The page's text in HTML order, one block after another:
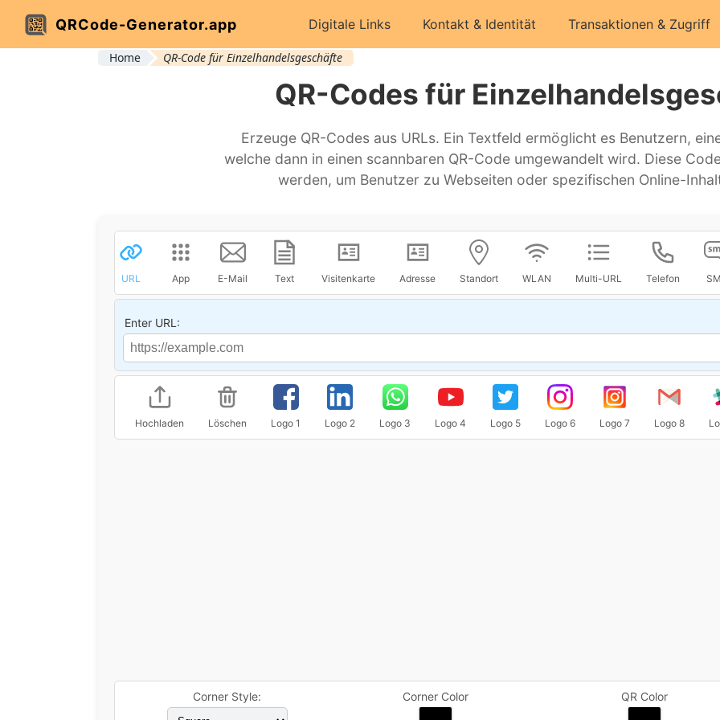
QRCode-Generator.app Digitale Links Kontakt & Identität Transaktionen & Zugriff
Home QR-Code für Einzelhandelsgeschäfte
QR-Codes für
Erzeuge QR-Codes aus URLs. Ein Textfeld ermöglicht es Benutzern,
welche dann in einen scannbaren QR-Code umgewandelt wird. Diese
werden, um Benutzer zu Webseiten oder spezifischen Online-
URL App E-Mail Text Visitenkarte Adresse Standort WLAN Multi-URL Telefon
Enter URL:
Hochladen Löschen Logo 1 Logo 2 Logo 3 Logo 4 Logo 5 Logo 6 Logo 7 Logo 8
Corner Style: Corner Color QR Color